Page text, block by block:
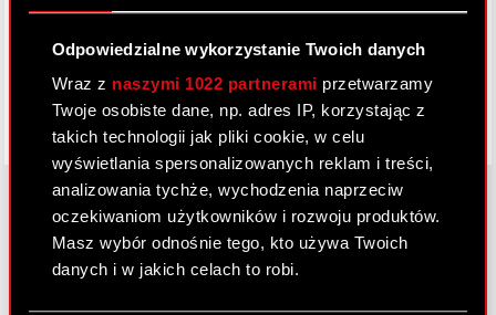
Odpowiedzialne wykorzystanie Twoich danych
Wraz z naszymi 1022 partnerami przetwarzamy
Twoje osobiste dane, np. adres IP, korzystając z
takich technologii jak pliki cookie, w celu
wyświetlania spersonalizowanych reklam i treści,
analizowania tychże, wychodzenia naprzeciw
oczekiwaniom użytkowników i rozwoju produktów.
Masz wybór odnośnie tego, kto używa Twoich
danych i w jakich celach to robi.
O CD PROJEKT